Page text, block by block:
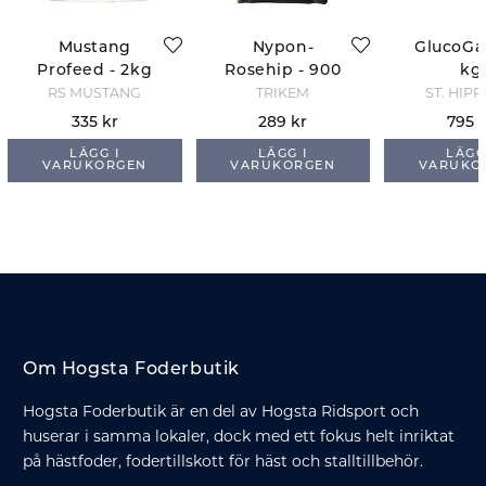
Mustang
Profeed - 2kg
RS MUSTANG
335 kr
LÄGG I
VARUKORGEN
Nypon-
Rosehip - 900
gr
TRIKEM
289 kr
LÄGG I
VARUKORGEN
kg
ST.
795
Om Hogsta Foderbutik
Hogsta Foderbutik är en del av Hogsta Ridsport och
huserar i samma lokaler, dock med ett fokus helt inriktat
på hästfoder, fodertillskott för häst och stalltillbehör.